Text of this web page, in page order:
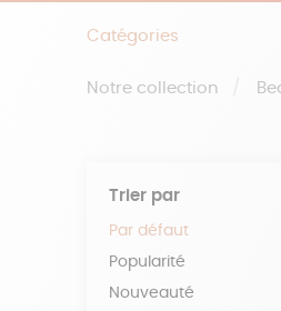
Catégories
Notre collection
Trier par
Par défaut
Popularité
Nouveauté